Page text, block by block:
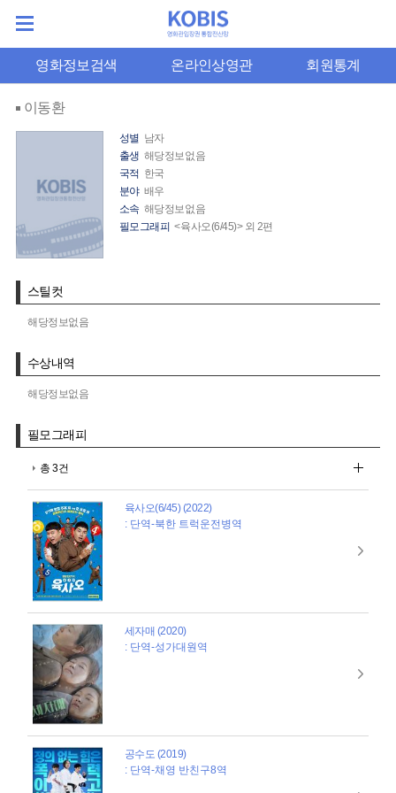
영화정보검색 온라인상영관 회원통계
이동환
성별 남자
출생 해당정보없음
국적 한국
분야 배우
소속 해당정보없음
필모그래피 <육사오(6/45)> 외 2편
스틸컷
해당정보없음
수상내역
해당정보없음
필모그래피
총 3건
육사오(6/45) (2022)
: 단역-북한 트럭운전병역
세자매 (2020)
: 단역-성가대원역
공수도 (2019)
: 단역-채영 반친구8역